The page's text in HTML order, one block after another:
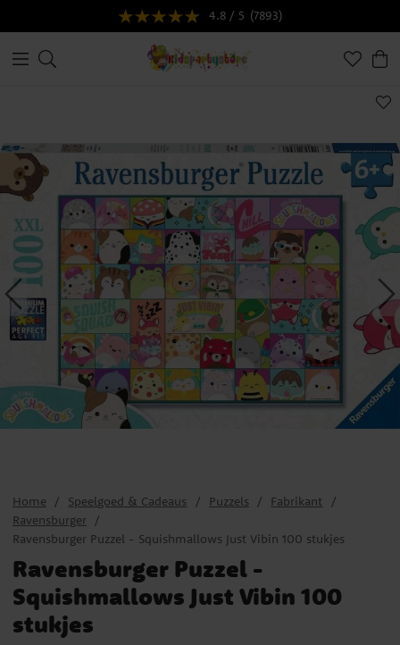
4.8 / 5 (7893)
Home Speelgoed & Cadeaus Puzzels
Fabrikant
Ravensburger
Ravensburger Puzzel - Squishmallows Just Vibin 100 stukjes
Ravensburger Puzzel -
Squishmallows Just Vibin 100
stukjes